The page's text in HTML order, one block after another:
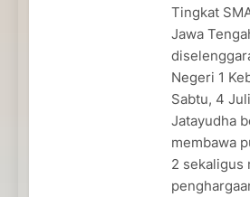
Tingkat
Jawa
Negeri 1
Sabtu, 4
Jatayudha
membawa
2 sekaligus